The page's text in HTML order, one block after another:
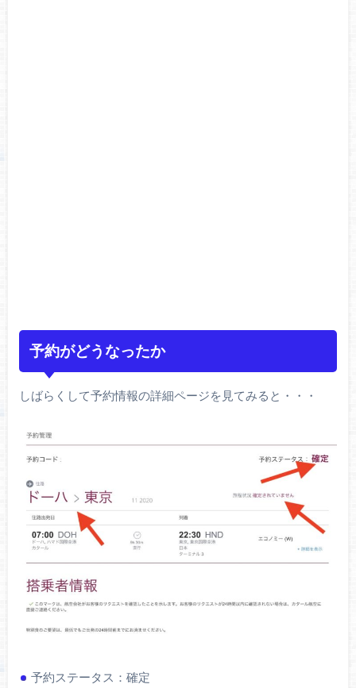
予約がどうなったか
しばらくして予約情報の詳細ページを見てみると・・・
予約ステータス：確定